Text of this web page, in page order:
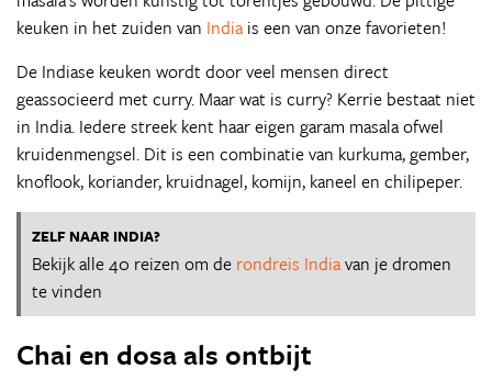
keuken in het zuiden van India is een van onze favorieten!
De Indiase keuken wordt door veel mensen direct
geassocieerd met curry. Maar wat is curry? Kerrie bestaat niet
in India. Iedere streek kent haar eigen garam masala ofwel
kruidenmengsel. Dit is een combinatie van kurkuma, gember,
knoflook, koriander, kruidnagel, komijn, kaneel en chilipeper.
ZELF NAAR INDIA?
Bekijk alle 40 reizen om de rondreis Indiavan je dromen
te vinden
Chai en dosa als ontbijt